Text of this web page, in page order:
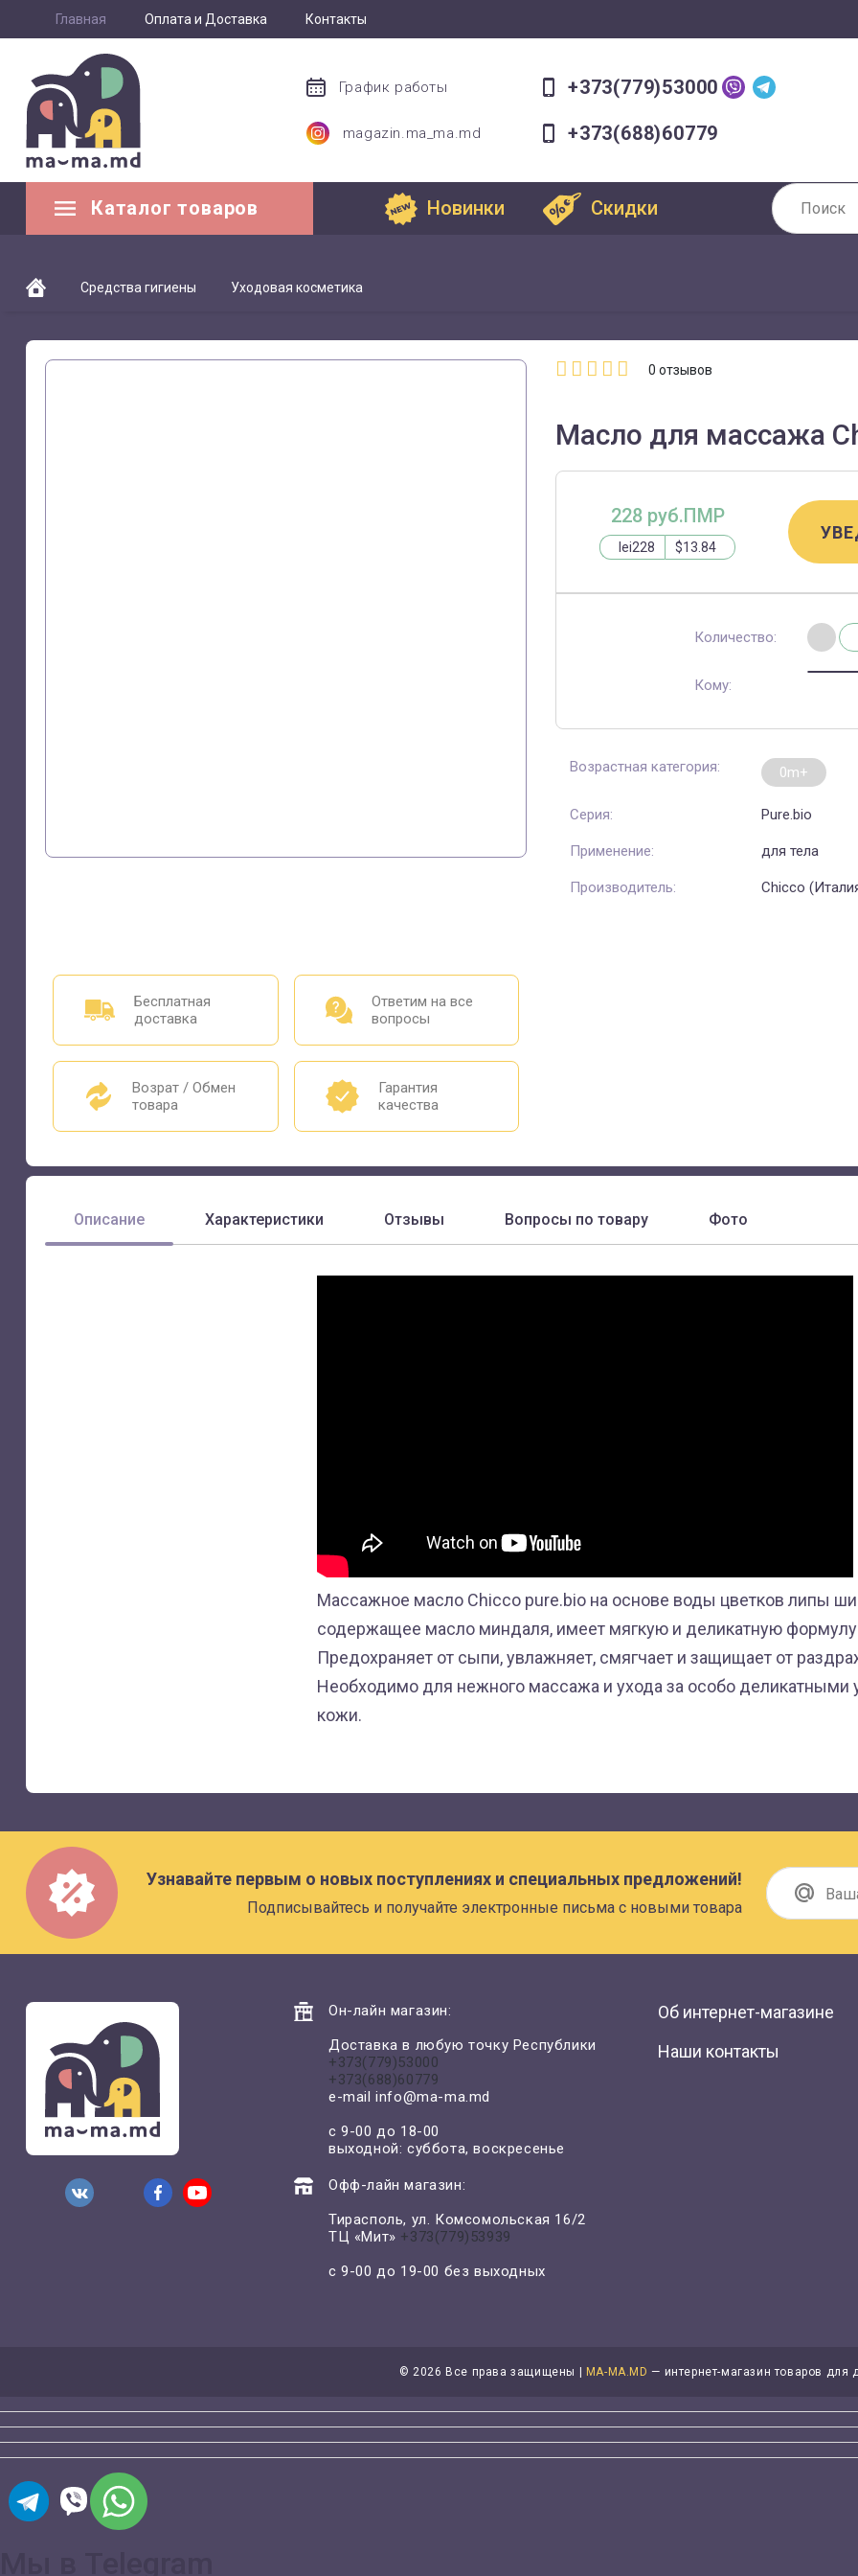
Главная Оплата и Доставка Контакты
График работы +373(779)53000
magazin.ma_ma.md +373(688)60779
Каталог товаров Новинки Скидки
Средства гигиены Уходовая косметика
Бесплатная
доставка
Ответим на все
вопросы
Возрат / Обмен
товара
Гарантия
качества
0отзывов
Масло для массажа
228 руб.ПМР
lei228 $13.84
Количество:
Кому:
Возрастная категория: 0m+
Серия: Pure.bio
Применение: для тела
Производитель: Chicco
Описание Характеристики Отзывы Вопросы по товару Фото
Массажное масло Chicco pure.bio на основе воды цветков липы
содержащее масло миндаля, имеет мягкую и деликатную
Предохраняет от сыпи, увлажняет, смягчает и защищает от
Необходимо для нежного массажа и ухода за особо деликатными
кожи.
Узнавайте первым о новых поступлениях и специальных предложений!
Подписывайтесь и получайте электронные письма с новыми товара
Он-лайн магазин:
Доставка в любую точку Республики
+373(779)53000
+373(688)60779
e-mailinfo@ma-ma.md
с 9-00 до 18-00
выходной: суббота, воскресенье
Офф-лайн магазин:
Тирасполь, ул. Комсомольская 16/2
ТЦ «Мит» +373(779)53939
с 9-00 до 19-00 без выходных
Об интернет-магазине
Наши контакты
© 2026 Все права защищены | MA-MA.MD — интернет-магазин товаров для